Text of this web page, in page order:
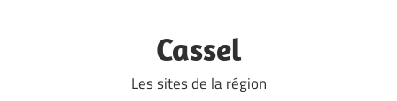
Cassel
Les sites de la région